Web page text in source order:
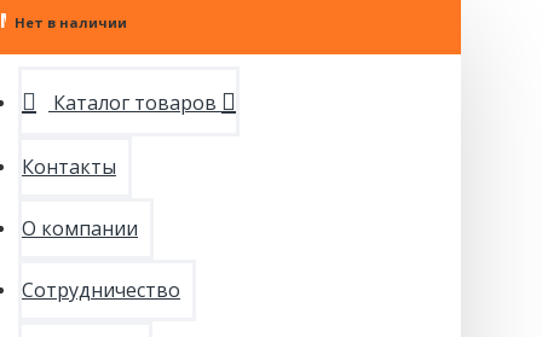
МЕНЮ
Каталог товаров
Контакты
О компании
Сотрудничество
Нет в наличии